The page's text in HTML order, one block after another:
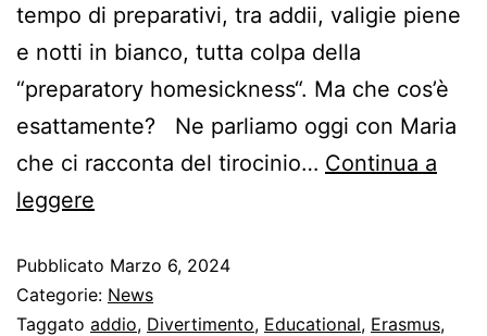
tempo di preparativi, tra addii, valigie piene
e notti in bianco, tutta colpa della
“preparatory homesickness“. Ma che cos’è
esattamente? Ne parliamo oggi con Maria
che ci racconta del tirocinio… Continua a
leggere
Pubblicato Marzo 6, 2024
Categorie: News
Taggato addio, Divertimento, Educational, Erasmus,